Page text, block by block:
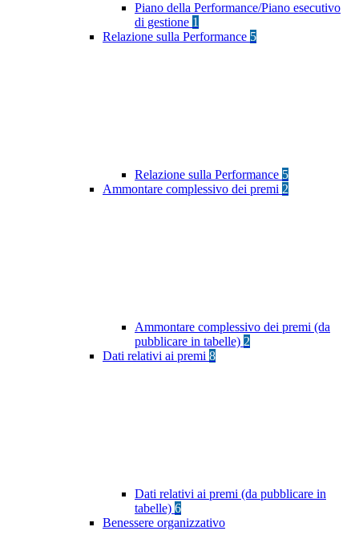
Piano della Performance/Piano esecutivo
di gestione 1
Relazione sulla Performance 5
Relazione sulla Performance 5
Ammontare complessivo dei premi 2
Ammontare complessivo dei premi (da
pubblicare in tabelle) 2
Dati relativi ai premi 8
Dati relativi ai premi (da pubblicare in
tabelle) 6
Benessere organizzativo